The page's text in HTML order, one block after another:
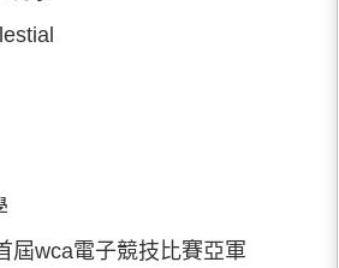
屆wca電子競技比賽亞軍